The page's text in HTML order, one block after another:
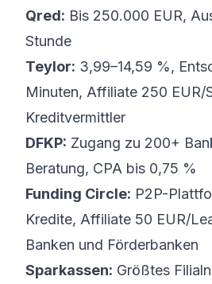
Qred: Bis 250.000 EUR,
Stunde
Teylor: 3,99–14,59 %,
Minuten, Affiliate 250 EUR/
Kreditvermittler
DFKP: Zugang zu 200+
Beratung, CPA bis 0,75 %
Funding Circle: P2P-
Kredite, Affiliate 50 EUR/
Banken und Förderbanken
Sparkassen: Größtes